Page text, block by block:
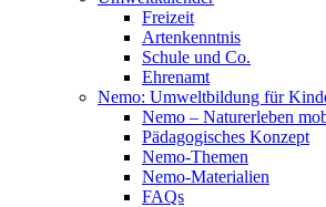
Freizeit
Artenkenntnis
Schule und Co.
Ehrenamt
Nemo: Umweltbildung für
Nemo – Naturerleben
Pädagogisches Konzept
Nemo-Themen
Nemo-Materialien
FAQs